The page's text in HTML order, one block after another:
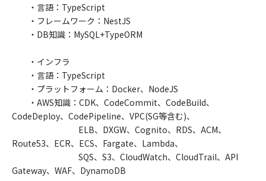
・言語：TypeScript
・フレームワーク：NestJS
・DB知識：MySQL+TypeORM
・インフラ
・言語：TypeScript
・プラットフォーム：Docker、NodeJS
・AWS知識：CDK、CodeCommit、CodeBuild、
CodeDeploy、CodePipeline、VPC(SG等含む)、
ELB、DXGW、Cognito、RDS、ACM、
Route53、ECR、ECS、Fargate、Lambda、
SQS、S3、CloudWatch、CloudTrail、API
Gateway、WAF、DynamoDB